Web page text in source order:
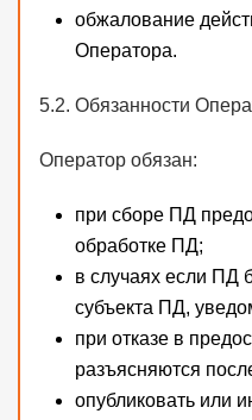
обжалование
Оператора.
5.2. Обязанности
Оператор обязан:
при сборе ПД
обработке ПД;
в случаях если ПД
субъекта ПД,
при отказе в
разъясняются
опубликовать или